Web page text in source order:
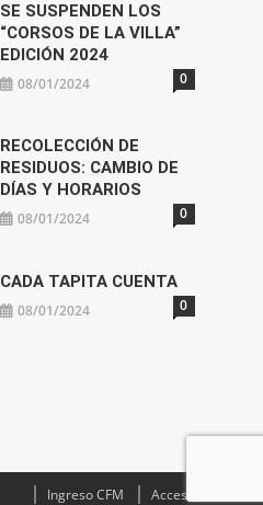
SE SUSPENDEN LOS
“CORSOS DE LA VILLA”
EDICIÓN 2024
08/01/2024 0
RECOLECCIÓN DE
RESIDUOS: CAMBIO DE
DÍAS Y HORARIOS
08/01/2024 0
CADA TAPITA CUENTA
08/01/2024 0
Ingreso CFM Acceso